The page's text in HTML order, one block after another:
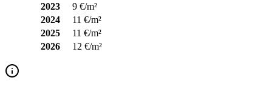
2023
9 €/m²
2024
11 €/m²
2025
11 €/m²
2026
12 €/m²